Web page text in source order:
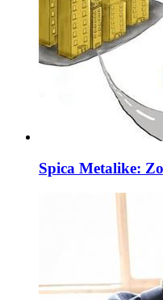
Spica Metalike: